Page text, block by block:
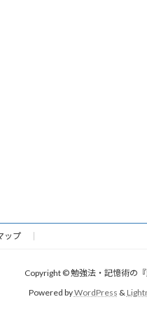
ップ
Copyright © 勉強法・記憶術の
Powered byWordPress &